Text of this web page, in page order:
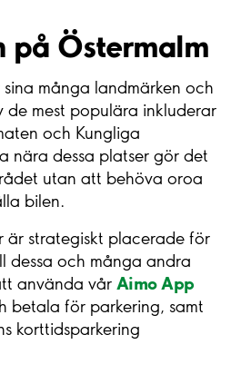
på Östermalm
många landmärken och
de mest populära inkluderar
och Kungliga
nära dessa platser gör det
utan att behöva oroa
bilen.
är strategiskt placerade för
dessa och många andra
använda vår Aimo App
betala för parkering, samt
korttidsparkering